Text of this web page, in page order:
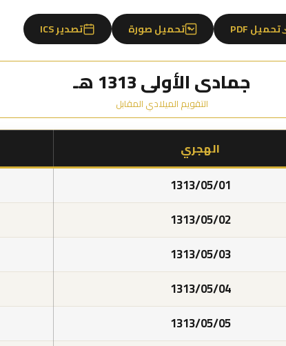
تحميل PDF تحميل صورة تصدير ICS
جمادى الأولى 1313 هـ
التقويم الميلادي المقابل
الهجري
1313/05/01
1313/05/02
1313/05/03
1313/05/04
1313/05/05